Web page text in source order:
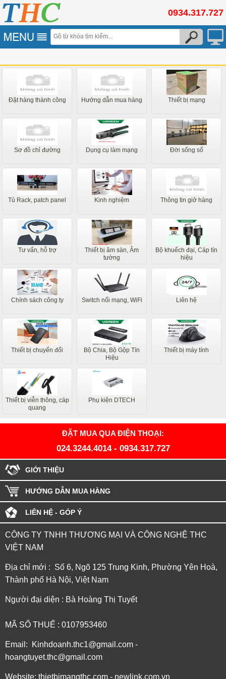
0934.317.727
Đặt hàng thành công Hướng dẫn mua hàng Thiết bị mạng
Sơ đồ chỉ đường Dụng cụ làm mạng Đời sống số
Tủ Rack, patch panel Kinh nghiệm Thông tin giở hàng
Tư vấn, hỗ trợ
Thiết bị âm sàn, Âm
tường
Bộ khuếch đại, Cáp tín
hiệu
Chính sách công ty Switch nối mạng, WiFi Liên hệ
Thiết bị chuyển đổi
Bộ Chia, Bộ Gộp Tín
Hiệu
Thiết bị máy tính
Thiết bị viễn thông, cáp
quang
Phụ kiện DTECH
ĐẶT MUA QUA ĐIỆN THOẠI:
024.3244.4014- 0934.317.727
GIỚI THIỆU
HƯỚNG DẪN MUA HÀNG
LIÊN HỆ - GÓP Ý
CÔNG TY TNHH THƯƠNG MẠI VÀ CÔNG NGHỆ THC
VIỆT NAM
Địa chỉ mới : Số 6, Ngõ 125 Trung Kinh, Phường Yên Hoà,
Thành phố Hà Nội, Việt Nam
Người đại diện : Bà Hoàng Thị Tuyết
MÃ SỐ THUẾ : 0107953460
Email: Kinhdoanh.thc1@gmail.com -
hoangtuyet.thc@gmail.com
Website: thietbimangthc.com - newlink.com.vn